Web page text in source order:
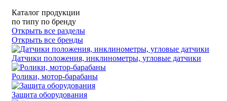
Каталог продукции
по типу по бренду
Открыть все разделы
Открыть все бренды
Датчики положения, инклинометры, угловые датчики
Ролики, мотор-барабаны
Защита оборудования